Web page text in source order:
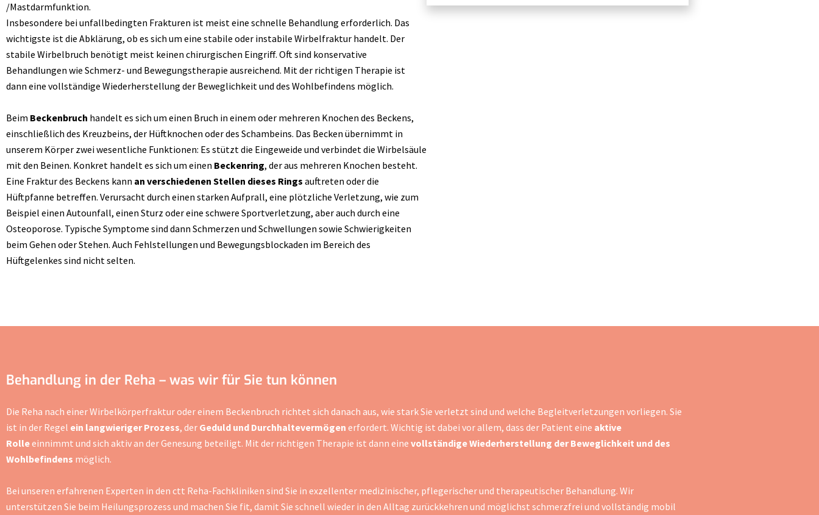
/Mastdarmfunktion.
Insbesondere bei unfallbedingten Frakturen ist meist eine schnelle Behandlung erforderlich. Das
wichtigste ist die Abklärung, ob es sich um eine stabile oder instabile Wirbelfraktur handelt. Der
stabile Wirbelbruch benötigt meist keinen chirurgischen Eingriff. Oft sind konservative
Behandlungen wie Schmerz- und Bewegungstherapie ausreichend. Mit der richtigen Therapie ist
dann eine vollständige Wiederherstellung der Beweglichkeit und des Wohlbefindens möglich.
Beim Beckenbruch handelt es sich um einen Bruch in einem oder mehreren Knochen des Beckens,
einschließlich des Kreuzbeins, der Hüftknochen oder des Schambeins. Das Becken übernimmt in
unserem Körper zwei wesentliche Funktionen: Es stützt die Eingeweide und verbindet die Wirbelsäule
mit den Beinen. Konkret handelt es sich um einen Beckenring, der aus mehreren Knochen besteht.
Eine Fraktur des Beckens kann an verschiedenen Stellen dieses Rings auftreten oder die
Hüftpfanne betreffen. Verursacht durch einen starken Aufprall, eine plötzliche Verletzung, wie zum
Beispiel einen Autounfall, einen Sturz oder eine schwere Sportverletzung, aber auch durch eine
Osteoporose. Typische Symptome sind dann Schmerzen und Schwellungen sowie Schwierigkeiten
beim Gehen oder Stehen. Auch Fehlstellungen und Bewegungsblockaden im Bereich des
Hüftgelenkes sind nicht selten.
Behandlung in der Reha – was wir für Sie tun können
Die Reha nach einer Wirbelkörperfraktur oder einem Beckenbruch richtet sich danach aus, wie stark Sie verletzt sind und welche Begleitverletzungen vorliegen. Sie
ist in der Regel ein langwieriger Prozess, der Geduld und Durchhaltevermögen erfordert. Wichtig ist dabei vor allem, dass der Patient eine aktive
Rolleeinnimmt und sich aktiv an der Genesung beteiligt. Mit der richtigen Therapie ist dann eine vollständige Wiederherstellung der Beweglichkeit und des
Wohlbefindens möglich.
Bei unseren erfahrenen Experten in den ctt Reha-Fachkliniken sind Sie in exzellenter medizinischer, pflegerischer und therapeutischer Behandlung. Wir
unterstützen Sie beim Heilungsprozess und machen Sie fit, damit Sie schnell wieder in den Alltag zurückkehren und möglichst schmerzfrei und vollständig mobil